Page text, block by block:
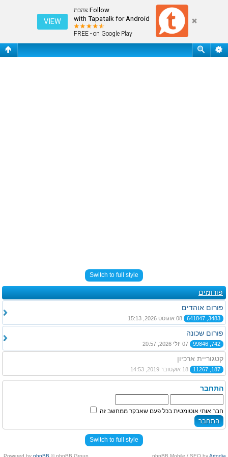
Follow צהבת
with Tapatalk for Android
FREE - on Google Play
VIEW
עמוד ראשי
Switch to full style
פורומים
פורום אוהדים
3483, 641847
פורום שכונה
742, 99846
קטגוריית ארכיון
187, 11267
התחבר
חבר אותי אוטומטית בכל פעם שאבקר ממחשב זה
Switch to full style